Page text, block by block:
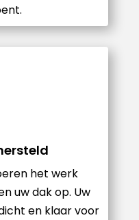
het werk
uw dak op. Uw
en klaar voor